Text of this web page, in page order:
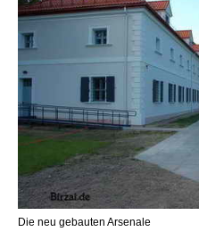
Die neu gebauten Arsenale